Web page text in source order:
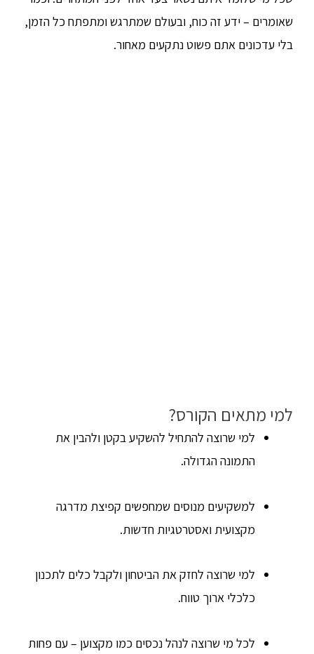
שאומרים – ידע זה כוח, ובעולם שמתרגש ומתפתח כל הזמן,
בלי עדכונים אתם פשוט נתקעים מאחור.
למי מתאים הקורס?
למי שרוצה להתחיל להשקיע בקטן ולהבין את
התמונה הגדולה.
למשקיעים מנוסים שמחפשים קפיצת מדרגה
מקצועית ואסטרטגיות חדשות.
למי שרוצה לחזק את הביטחון ולקבל כלים לתכנון
כלכלי ארוך טווח.
לכל מי שרוצה לנהל נכסים כמו מקצוען – עם פחות